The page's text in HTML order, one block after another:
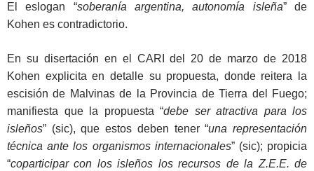
El eslogan “soberanía argentina, autonomía isleña” de
Kohen es contradictorio.
En su disertación en el CARI del 20 de marzo de 2018
Kohen explicita en detalle su propuesta, donde reitera la
escisión de Malvinas de la Provincia de Tierra del Fuego;
manifiesta que la propuesta “debe ser atractiva para los
isleños” (sic), que estos deben tener “una representación
técnica ante los organismos internacionales” (sic); propicia
“coparticipar con los isleños los recursos de la Z.E.E. de